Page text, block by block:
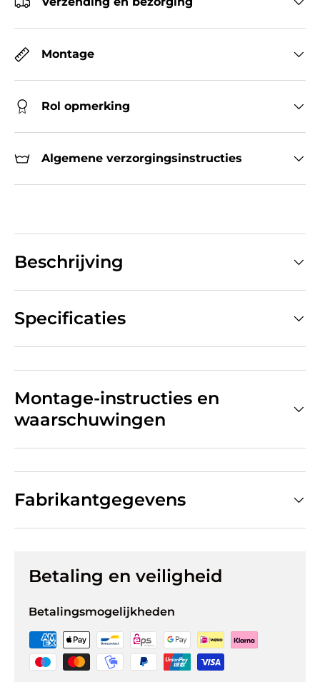
Montage
Rol opmerking
Algemene verzorgingsinstructies
Beschrijving
Specificaties
Montage-instructies en
waarschuwingen
Fabrikantgegevens
Betaling en veiligheid
Betalingsmogelijkheden